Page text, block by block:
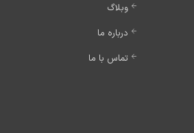
وبلاگ
درباره ما
تماس با ما